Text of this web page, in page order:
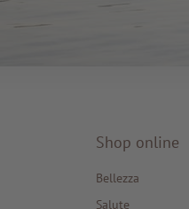
Shop online
Bellezza
Salute